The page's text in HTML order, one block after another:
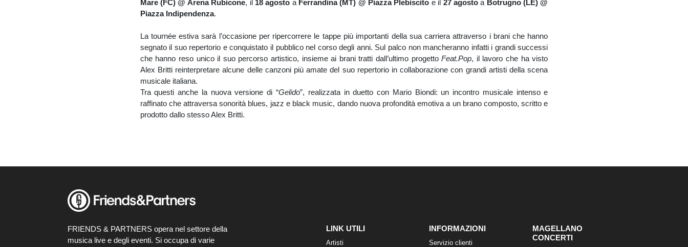
Mare (FC) @ Arena Rubicone, il 18 agosto aFerrandina (MT) @ Piazza Plebiscito e il 27 agostoaBotrugno (LE) @
Piazza Indipendenza.
La tournée estiva sarà l’occasione per ripercorrere le tappe più importanti della sua carriera attraverso i brani che hanno
segnato il suo repertorio e conquistato il pubblico nel corso degli anni. Sul palco non mancheranno infatti i grandi successi
che hanno reso unico il suo percorso artistico, insieme ai brani tratti dall’ultimo progettoFeat.Pop, il lavoro che ha visto
Alex Britti reinterpretare alcune delle canzoni più amate del suo repertorio in collaborazione con grandi artisti della scena
musicale italiana.
Tra questi anche la nuova versione di “Gelido”, realizzata in duetto con Mario Biondi: un incontro musicale intenso e
raffinato che attraversa sonorità blues, jazz e black music, dando nuova profondità emotiva a un brano composto, scritto e
prodotto dallo stesso Alex Britti.
FRIENDS & PARTNERS opera nel settore della
musica live e degli eventi. Si occupa di varie
LINK UTILI
Artisti
INFORMAZIONI
Servizio clienti
MAGELLANO
CONCERTI